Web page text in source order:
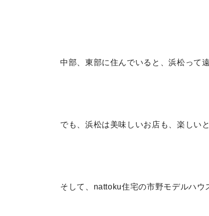
中部、東部に住んでいると、浜松って
でも、浜松は美味しいお店も、楽しい
そして、nattoku住宅の市野モデルハウ